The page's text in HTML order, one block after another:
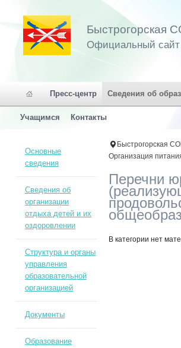
Быстрогорская
Официальный сайт
Пресс-центр Сведения об
Учащимся Контакты
Быстрогорская
Организация
Перечни
В категории нет
Основные
сведения
Сведения об
организации
отдыха детей и их
оздоровлении
Структура и органы
управления
образовательной
организацией
Документы
Образование